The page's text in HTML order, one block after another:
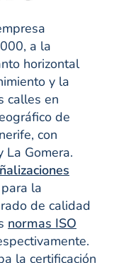
a la
horizontal
y la
calles en
de
con
La Gomera.
la
de calidad
normas ISO
la certificación